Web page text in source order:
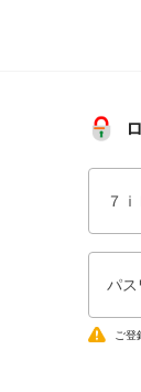
７
パス
ご登